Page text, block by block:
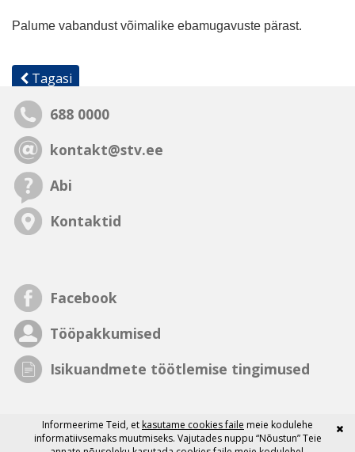
Palume vabandust võimalike ebamugavuste pärast.
Tagasi
688 0000
kontakt@stv.ee
Abi
Kontaktid
Facebook
Tööpakkumised
Isikuandmete töötlemise tingimused
Informeerime Teid, et kasutame cookies faile meie kodulehe
informatiivsemaks muutmiseks. Vajutades nuppu “Nõustun” Teie